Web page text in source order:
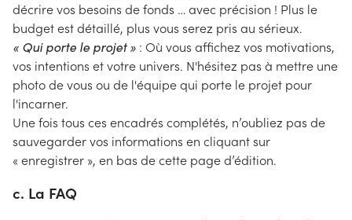
décrire vos besoins de fonds … avec précision ! Plus le
budget est détaillé, plus vous serez pris au sérieux.
« Qui porte le projet » : Où vous affichez vos motivations,
vos intentions et votre univers. N'hésitez pas à mettre une
photo de vous ou de l'équipe qui porte le projet pour
l'incarner.
Une fois tous ces encadrés complétés, n’oubliez pas de
sauvegarder vos informations en cliquant sur
« enregistrer », en bas de cette page d’édition.
c. La FAQ